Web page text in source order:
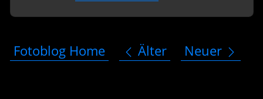
Fotoblog Home Älter Neuer